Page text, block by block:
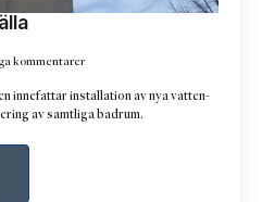
kommentarer
innefattar installation av nya vatten-
av samtliga badrum.